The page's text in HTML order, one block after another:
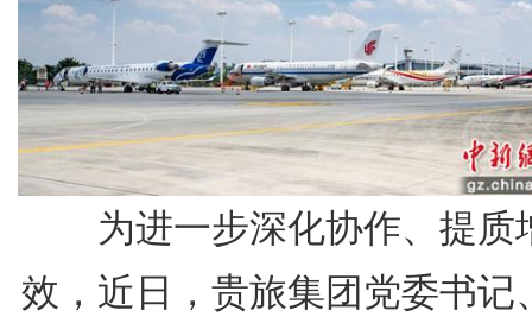
为进一步深化协作、提质
效，近日，贵旅集团党委书记